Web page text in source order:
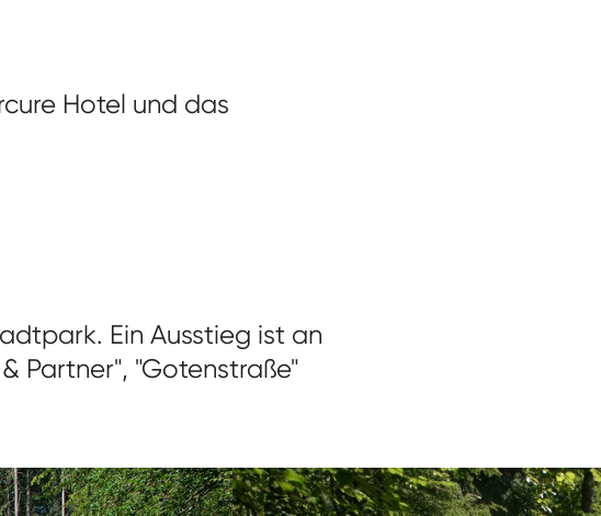
Hotel und das
Ein Ausstieg ist an
Partner", "Gotenstraße"